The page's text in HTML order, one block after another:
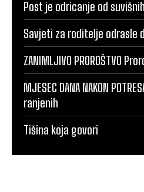
Post je odricanje od
Savjeti za roditelje odrasle
ZANIMLJIVO PROROŠTVO
MJESEC DANA NAKON
ranjenih
Tišina koja govori